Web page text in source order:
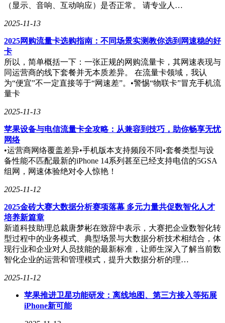
在数据要素市场化配置的大背景下，中国移动展示了其在构建
间”与“高质量数据供给平台”共同构建了一个安全可信的数据
流通环境，实现了数据资源的一站式接入和多密级安全交付，
确保了数据在“可用不可见、可控可计量”的原则下高效流通。
这一展示吸引了来自金融、医疗等数据敏感行业的专业人士的
广泛关注，他们与技术人员进行了深入的交流与探讨。
着“空天地一体、通感算一体”的方向发展。在算力网络领域，
中国移动已经实现了国家算力枢纽节点的全覆盖，并建成了亚
洲最大的智算中心集群，为全国的算力网络一体化提供了强有
力的支持。中国移动还在积极探索低空经济、视联网、车路云
一体化等前沿领域，推动新型信息服务体系与实体经济的深度
（显示、音响、互动响应）是否正常。 请专业人…
2025-11-13
2025网购流量卡选购指南：不同场景实测教你选到网速稳的好
卡
所以，简单概括一下：一张正规的网购流量卡，其网速表现与
同运营商的线下套餐并无本质差异。 在流量卡领域，我认
为“便宜”不一定直接等于“网速差”。•警惕“物联卡”冒充手机流
量卡
2025-11-13
苹果设备与电信流量卡全攻略：从兼容到技巧，助你畅享无忧
网络
•运营商网络覆盖差异•手机版本支持频段不同•套餐类型与设
备性能不匹配最新的iPhone 14系列甚至已经支持电信的5GSA
组网，网速体验绝对令人惊艳！
2025-11-12
2025金砖大赛大数据分析赛项落幕 多元力量共促数智化人才
培养新篇章
新道科技助理总裁唐梦彬在致辞中表示，大赛把企业数智化转
型过程中的业务模式、典型场景与大数据分析技术相结合，体
现行业和企业对人员技能的最新标准，让师生深入了解当前数
智化企业的运营和管理模式，提升大数据分析的理…
2025-11-12
苹果推进卫星功能研发：离线地图、第三方接入等拓展
iPhone新可能